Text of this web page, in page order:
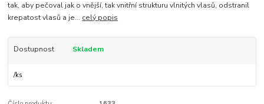
tak, aby pečoval jak o vnější, tak vnitřní strukturu vlnitých vlasů, odstranil
krepatost vlasů a je... celý popis
Dostupnost Skladem
/ks